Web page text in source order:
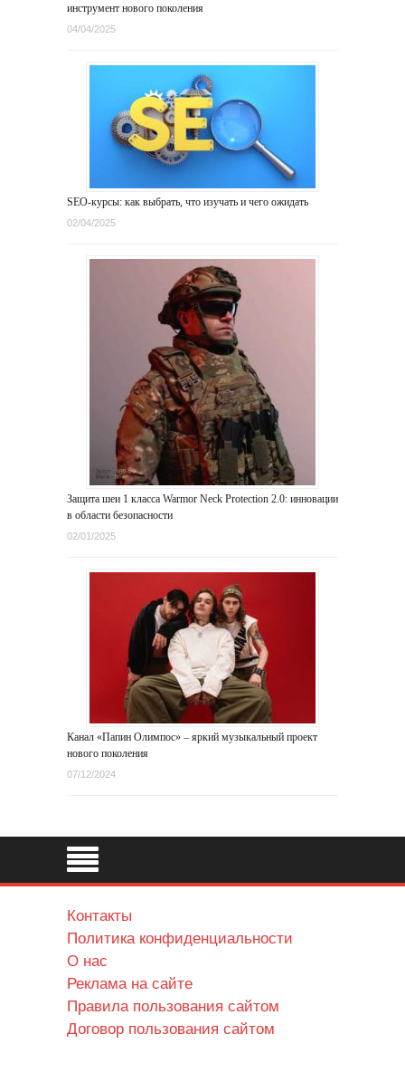
инструмент нового поколения
04/04/2025
SEO-курсы: как выбрать, что изучать и чего ожидать
02/04/2025
Защита шеи 1 класса Warmor Neck Protection 2.0: инновации
в области безопасности
02/01/2025
Канал «Папин Олимпос» – яркий музыкальный проект
нового поколения
07/12/2024
Контакты
Политика конфиденциальности
О нас
Реклама на сайте
Правила пользования сайтом
Договор пользования сайтом